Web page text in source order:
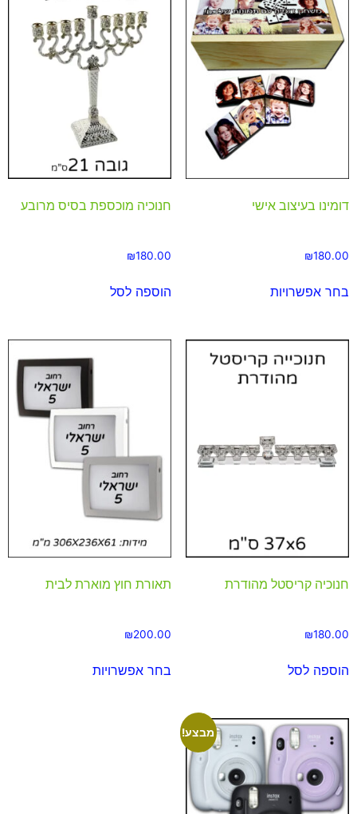
דומינו בעיצוב אישי
₪180.00
בחר אפשרויות
חנוכיה מוכספת בסיס מרובע
₪180.00
הוספה לסל
חנוכיה קריסטל מהודרת
₪180.00
הוספה לסל
תאורת חוץ מוארת לבית
₪200.00
בחר אפשרויות
מבצע!